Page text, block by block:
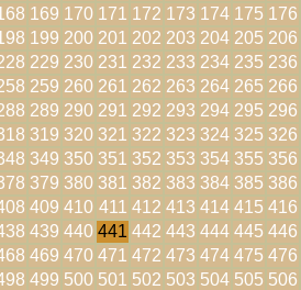
169 170 171 172 173 174 175 176
199 200 201 202 203 204 205 206
229 230 231 232 233 234 235 236
259 260 261 262 263 264 265 266
289 290 291 292 293 294 295 296
319 320 321 322 323 324 325 326
349 350 351 352 353 354 355 356
379 380 381 382 383 384 385 386
409 410 411 412 413 414 415 416
439 440 441 442 443 444 445 446
469 470 471 472 473 474 475 476
499 500 501 502 503 504 505 506